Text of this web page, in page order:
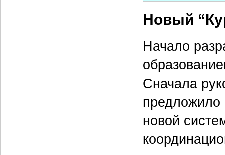
Новый
Начало
Сначала
предложило
новой